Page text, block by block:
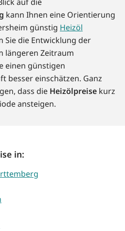
kann Ihnen eine Orientierung
günstig Heizöl
Sie die Entwicklung der
längeren Zeitraum
einen günstigen
besser einschätzen. Ganz
dass die Heizölpreise kurz
ansteigen.
in: